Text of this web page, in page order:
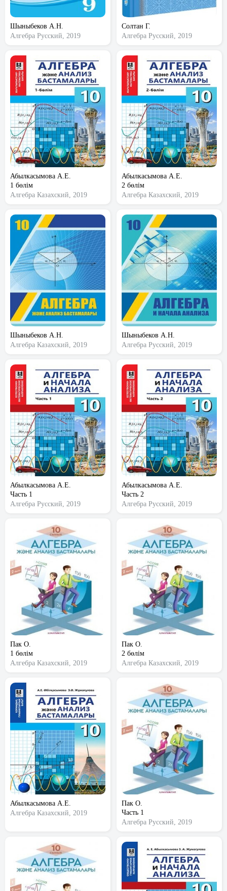
Шыныбеков А.Н.
Алгебра Русский, 2019
Солтан Г.
Алгебра Русский, 2019
Абылкасымова А.Е.
1 бөлім
Алгебра Казахский, 2019
Абылкасымова А.Е.
2 бөлім
Алгебра Казахский, 2019
Шыныбеков А.Н.
Алгебра Казахский, 2019
Шыныбеков А.Н.
Алгебра Русский, 2019
Абылкасымова А.Е.
Часть 1
Алгебра Русский, 2019
Абылкасымова А.Е.
Часть 2
Алгебра Русский, 2019
Пак О.
1 бөлім
Алгебра Казахский, 2019
Пак О.
2 бөлім
Алгебра Казахский, 2019
Абылкасымова А.Е.
Алгебра Казахский, 2019
Пак О.
Часть 1
Алгебра Русский, 2019